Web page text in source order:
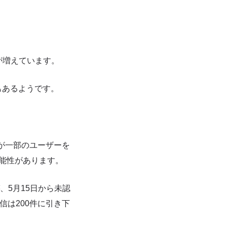
えています。
るようです。
一部のユーザーを
性があります。
5月15日から未認
は200件に引き下